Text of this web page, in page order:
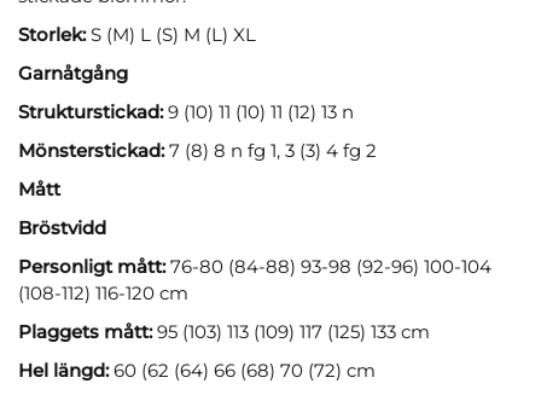
Storlek:S (M) L (S) M (L) XL
Garnåtgång
Strukturstickad:9 (10) 11 (10) 11 (12) 13 n
Mönsterstickad:7 (8) 8 n fg 1, 3 (3) 4 fg 2
Mått
Bröstvidd
Personligt mått:76-80 (84-88) 93-98 (92-96) 100-104
(108-112) 116-120 cm
Plaggets mått:95 (103) 113 (109) 117 (125) 133 cm
Hel längd:60 (62 (64) 66 (68) 70 (72) cm